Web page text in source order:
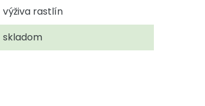
výživa rastlín
skladom